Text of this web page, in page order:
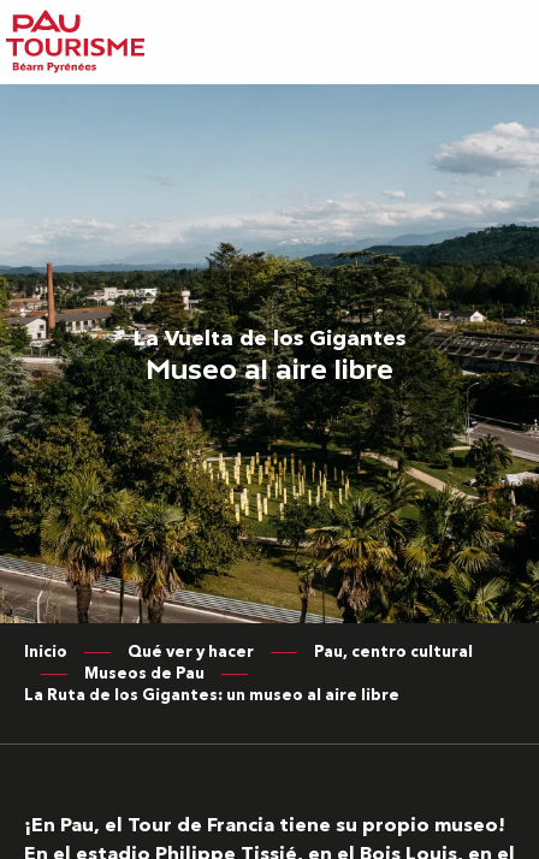
Aller
au
contenu
La Vuelta de los Gigantes
Museo al aire libre
Inicio Qué ver y hacer
Pau, centro cultural
Museos de Pau
La Ruta de los Gigantes: un museo al aire libre
¡En Pau, el Tour de Francia tiene su propio museo!